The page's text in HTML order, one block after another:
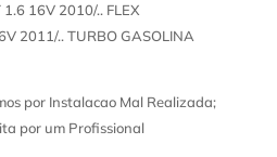
1.6 16V 2010/.. FLEX
2011/.. TURBO GASOLINA
por Instalacao Mal Realizada;
por um Profissional